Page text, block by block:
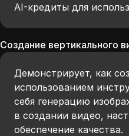
AI-кредиты для
Создание вертикального
Демонстрирует, как
использованием
себя генерацию
в создании видео,
обеспечение качества.